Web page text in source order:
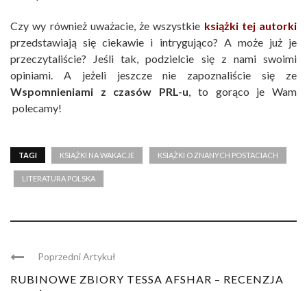
Czy wy również uważacie, że wszystkie książki tej autorki
przedstawiają się ciekawie i intrygująco? A może już je
przeczytaliście? Jeśli tak, podzielcie się z nami swoimi
opiniami. A jeżeli jeszcze nie zapoznaliście się ze
Wspomnieniami z czasów PRL-u, to gorąco je Wam
polecamy!
TAGI KSIĄŻKI NA WAKACJE KSIĄŻKI O ZNANYCH POSTACIACH
LITERATURA POLSKA
Poprzedni Artykuł
RUBINOWE ZBIORY TESSA AFSHAR – RECENZJA